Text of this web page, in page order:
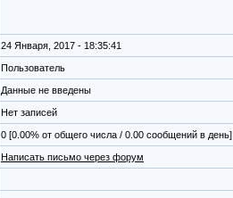
24 Января, 2017 - 18:35:41
Пользователь
Данные не введены
Нет записей
0 [0.00% от общего числа / 0.00 сообщений в день]
Написать письмо через форум